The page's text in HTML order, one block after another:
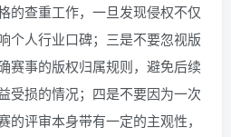
的查重工作，一旦发现侵权不仅
个人行业口碑；三是不要忽视版
赛事的版权归属规则，避免后续
受损的情况；四是不要因为一次
评审本身带有一定的主观性，